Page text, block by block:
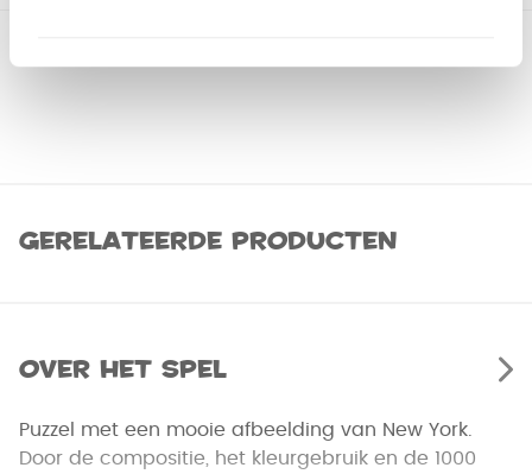
Gerelateerde producten
Over het spel
Puzzel met een mooie afbeelding van New York.
Door de compositie, het kleurgebruik en de 1000